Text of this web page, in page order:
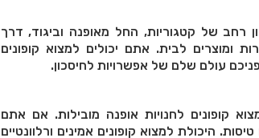
רחב של קטגוריות, החל מאופנה וביגוד, דרך
ומוצרים לבית. אתם יכולים למצוא קופונים
עולם שלם של אפשרויות לחיסכון.
קופונים לחנויות אופנה מובילות. אם אתם
היכולת למצוא קופונים אמינים ורלוונטיים